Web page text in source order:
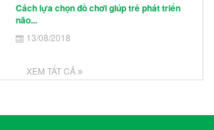
Cách lựa chọn đồ chơi giúp trẻ phát triển
não...
13/08/2018
XEM TẤT CẢ